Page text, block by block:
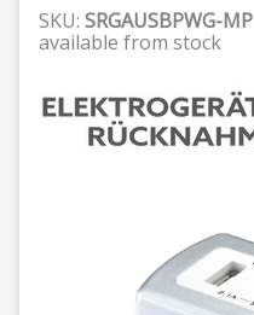
SKU: SRGAUSBPWG-MP
available from stock